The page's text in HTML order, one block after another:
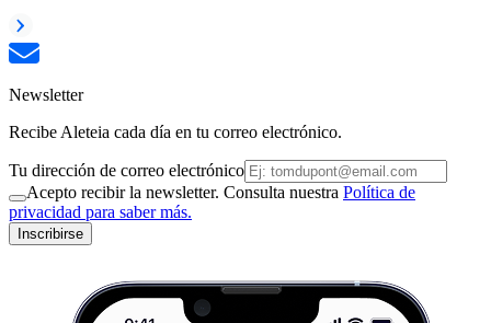
Newsletter
Recibe Aleteia cada día en tu correo electrónico.
Tu dirección de correo electrónico
Acepto recibir la newsletter. Consulta nuestra Política de
privacidad para saber más.
Inscribirse